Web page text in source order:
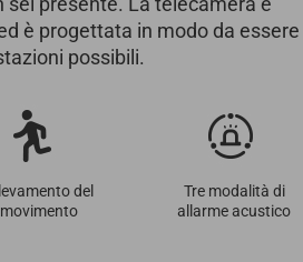
è progettata in modo da essere
possibili.
del
movimento
Tre modalità di
allarme acustico